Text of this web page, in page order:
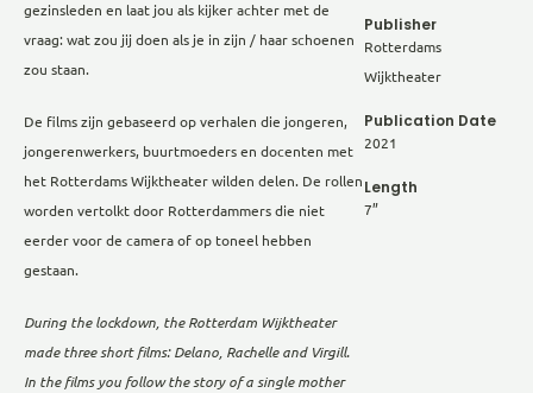
gezinsleden en laat jou als kijker achter met de
vraag: wat zou jij doen als je in zijn / haar schoenen
zou staan.
De films zijn gebaseerd op verhalen die jongeren,
jongerenwerkers, buurtmoeders en docenten met
het Rotterdams Wijktheater wilden delen. De rollen
worden vertolkt door Rotterdammers die niet
eerder voor de camera of op toneel hebben
gestaan.
During the lockdown, the Rotterdam Wijktheater
made three short films: Delano, Rachelle and Virgill.
In the films you follow the story of a single mother
Publisher
Rotterdams
Wijktheater
Publication Date
2021
Length
7”